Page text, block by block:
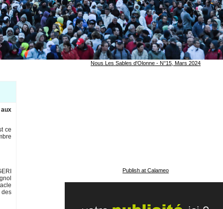
ce
des
Nous Les Sables d'Olonne - N°15, Mars 2024
Publish at Calameo